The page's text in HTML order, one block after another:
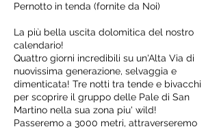
Pernotto in tenda (fornite da Noi)
La più bella uscita dolomitica del nostro
calendario!
Quattro giorni incredibili su un'Alta Via di
nuovissima generazione, selvaggia e
dimenticata! Tre notti tra tende e bivacchi
per scoprire il gruppo delle Pale di San
Martino nella sua zona piu' wild!
Passeremo a 3000 metri, attraverseremo